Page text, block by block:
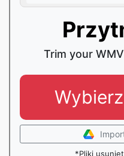
Trim your
*Pliki